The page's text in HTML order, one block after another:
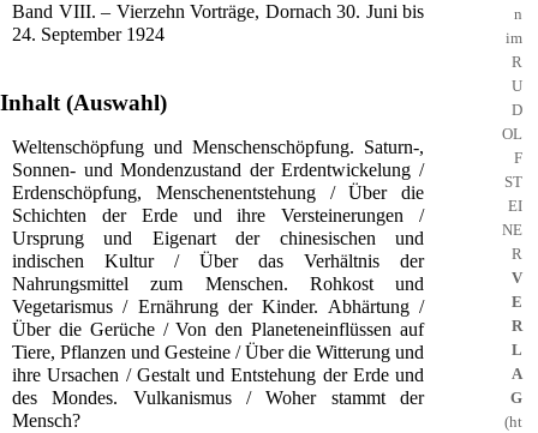
n
im
R
U
D
OL
F
ST
EI
NE
R
V
E
R
L
A
G
Band VIII. – Vierzehn Vorträge, Dornach 30. Juni bis
24. September 1924
Inhalt (Auswahl)
Weltenschöpfung und Menschenschöpfung. Saturn-,
Sonnen- und Mondenzustand der Erdentwickelung /
Erdenschöpfung, Menschenentstehung / Über die
Schichten der Erde und ihre Versteinerungen /
Ursprung und Eigenart der chinesischen und
indischen Kultur / Über das Verhältnis der
Nahrungsmittel zum Menschen. Rohkost und
Vegetarismus / Ernährung der Kinder. Abhärtung /
Über die Gerüche / Von den Planeteneinflüssen auf
Tiere, Pflanzen und Gesteine / Über die Witterung und
ihre Ursachen / Gestalt und Entstehung der Erde und
des Mondes. Vulkanismus / Woher stammt der
Mensch?